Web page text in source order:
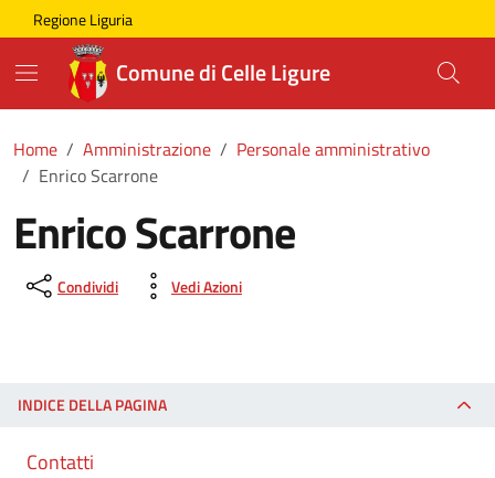
Skip to main content
Comune di Celle Ligure
Regione Liguria
Comune di Celle Ligure
Home Amministrazione
Personale amministrativo
Enrico Scarrone
Enrico Scarrone
Condividi Vedi Azioni
INDICE DELLA PAGINA
Contatti